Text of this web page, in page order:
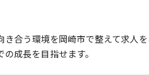
合う環境を岡崎市で整えて求人
成長を目指せます。